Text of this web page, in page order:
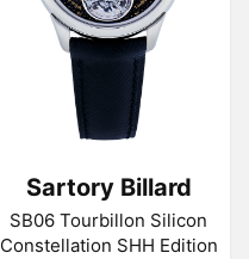
Sartory Billard
SB06 Tourbillon Silicon
Constellation SHH Edition